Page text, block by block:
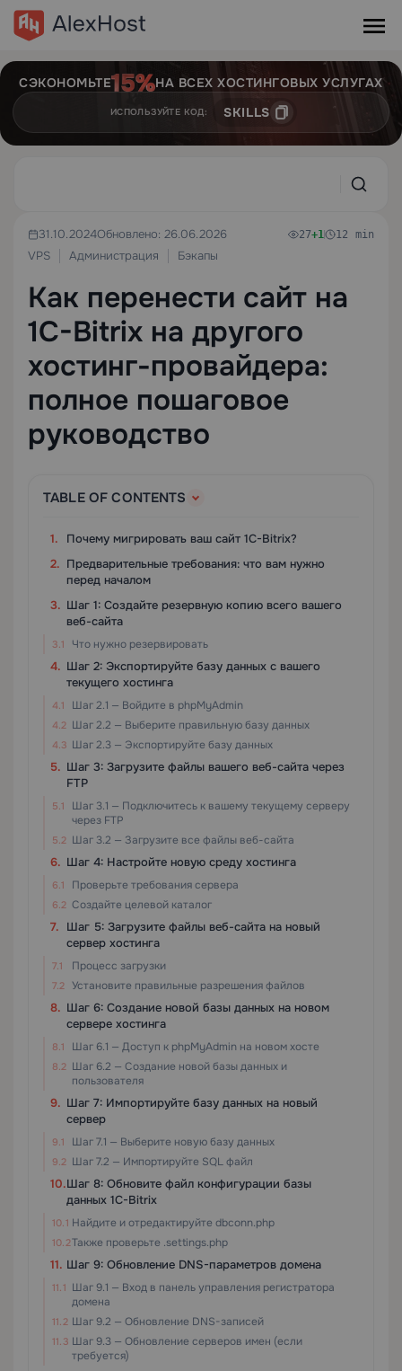
СЭКОНОМЬТЕ НА ВСЕХ ХОСТИНГОВЫХ УСЛУГАХ
ИСПОЛЬЗУЙТЕ КОД: SKILLS
31.10.2024Обновлено: 26.06.2026
VPS
Администрация Бэкапы
27+1 12 min
Как перенести сайт на
1C-Bitrix на другого
хостинг-провайдера:
полное пошаговое
руководство
TABLE OF CONTENTS
Почему мигрировать ваш сайт 1C-Bitrix?
Предварительные требования: что вам нужно
перед началом
Шаг 1: Создайте резервную копию всего вашего
веб-сайта
Что нужно резервировать
Шаг 2: Экспортируйте базу данных с вашего
текущего хостинга
Шаг 2.1 — Войдите в phpMyAdmin
Шаг 2.2 — Выберите правильную базу данных
Шаг 2.3 — Экспортируйте базу данных
Шаг 3: Загрузите файлы вашего веб-сайта через
FTP
Шаг 3.1 — Подключитесь к вашему текущему серверу
через FTP
Шаг 3.2 — Загрузите все файлы веб-сайта
Шаг 4: Настройте новую среду хостинга
Проверьте требования сервера
Создайте целевой каталог
Шаг 5: Загрузите файлы веб-сайта на новый
сервер хостинга
Процесс загрузки
Установите правильные разрешения файлов
Шаг 6: Создание новой базы данных на новом
сервере хостинга
Шаг 6.1 — Доступ к phpMyAdmin на новом хосте
Шаг 6.2 — Создание новой базы данных и
пользователя
Шаг 7: Импортируйте базу данных на новый
сервер
Шаг 7.1 — Выберите новую базу данных
Шаг 7.2 — Импортируйте SQL файл
Шаг 8: Обновите файл конфигурации базы
данных 1C-Bitrix
Найдите и отредактируйте dbconn.php
Также проверьте .settings.php
Шаг 9: Обновление DNS-параметров домена
Шаг 9.1 — Вход в панель управления регистратора
домена
Шаг 9.2 — Обновление DNS-записей
Шаг 9.3 — Обновление серверов имен (если
требуется)